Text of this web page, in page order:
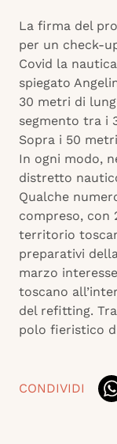
La firma del
per un check-
Covid la
spiegato
30 metri di
segmento tra i
Sopra i 50
In ogni modo,
distretto
Qualche
compreso, con
territorio
preparativi della
marzo
toscano
del refitting.
polo fieristico
CONDIVIDI